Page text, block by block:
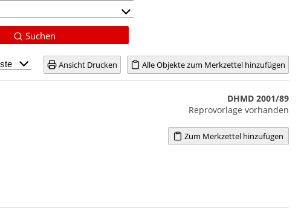
Suchen
Alle Objekte zum Merkzettel hinzufügen
Ansicht Drucken
DHMD 2001/89
Reprovorlage vorhanden
Zum Merkzettel hinzufügen